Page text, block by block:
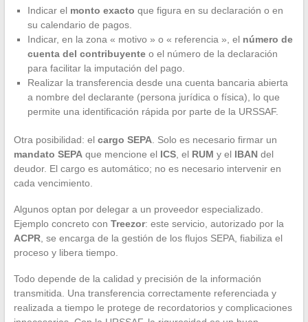
Indicar el monto exacto que figura en su declaración o en
su calendario de pagos.
Indicar, en la zona « motivo » o « referencia », el número de
cuenta del contribuyenteo el número de la declaración
para facilitar la imputación del pago.
Realizar la transferencia desde una cuenta bancaria abierta
a nombre del declarante (persona jurídica o física), lo que
permite una identificación rápida por parte de la URSSAF.
Otra posibilidad: el cargo SEPA. Solo es necesario firmar un
mandato SEPAque mencione el ICS, el RUM y el IBANdel
deudor. El cargo es automático; no es necesario intervenir en
cada vencimiento.
Algunos optan por delegar a un proveedor especializado.
Ejemplo concreto con Treezor: este servicio, autorizado por la
ACPR, se encarga de la gestión de los flujos SEPA, fiabiliza el
proceso y libera tiempo.
Todo depende de la calidad y precisión de la información
transmitida. Una transferencia correctamente referenciada y
realizada a tiempo le protege de recordatorios y complicaciones